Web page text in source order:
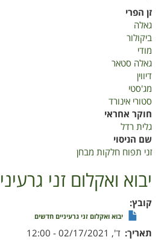
מתתיהו
זן הפרי
גאלה
ביקולור
מודי
גאלה סטאר
דיווין
מג'סטי
סטורי אינורד
חוקר אחראי
גלית רדל
שם הניסוי
זני תפוח חלקות מבחן
יבוא ואקלום זני
קובץ
יבוא ואקלום זני גרעיניים חדשים
תאריך ד', 02/17/2021 - 12:00